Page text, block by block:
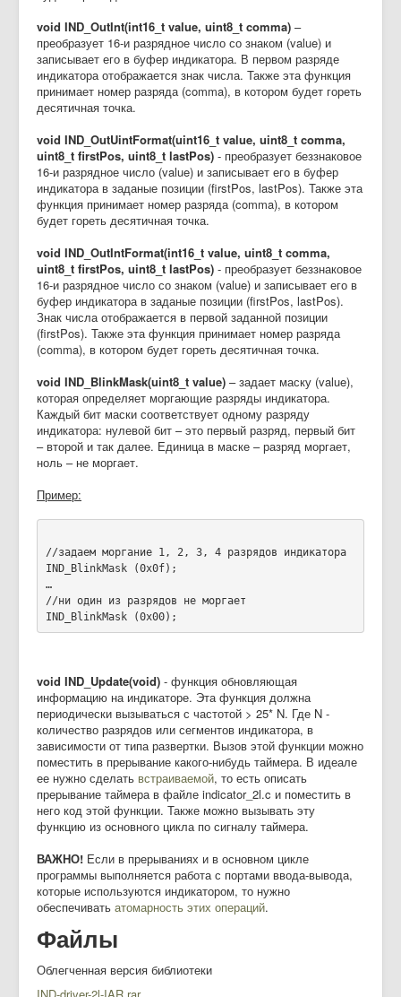
void IND_OutInt(int16_t value, uint8_t comma) –
преобразует 16-и разрядное число со знаком (value) и
записывает его в буфер индикатора. В первом разряде
индикатора отображается знак числа. Также эта функция
принимает номер разряда (comma), в котором будет гореть
десятичная точка.
void IND_OutUintFormat(uint16_t value, uint8_t comma,
uint8_t firstPos, uint8_t lastPos) - преобразует беззнаковое
16-и разрядное число (value) и записывает его в буфер
индикатора в заданые позиции (firstPos, lastPos). Также эта
функция принимает номер разряда (comma), в котором
будет гореть десятичная точка.
void IND_OutIntFormat(int16_t value, uint8_t comma,
uint8_t firstPos, uint8_t lastPos) - преобразует беззнаковое
16-и разрядное число со знаком (value) и записывает его в
буфер индикатора в заданые позиции (firstPos, lastPos).
Знак числа отображается в первой заданной позиции
(firstPos). Также эта функция принимает номер разряда
(comma), в котором будет гореть десятичная точка.
void IND_BlinkMask(uint8_t value) – задает маску (value),
которая определяет моргающие разряды индикатора.
Каждый бит маски соответствует одному разряду
индикатора: нулевой бит – это первый разряд, первый бит
– второй и так далее. Единица в маске – разряд моргает,
ноль – не моргает.
Пример:
//задаем моргание 1, 2, 3, 4 разрядов индикатора
IND_BlinkMask (0x0f);
…
//ни один из разрядов не моргает
IND_BlinkMask (0x00);
void IND_Update(void) - функция обновляющая
информацию на индикаторе. Эта функция должна
периодически вызываться с частотой > 25* N. Где N -
количество разрядов или сегментов индикатора, в
зависимости от типа развертки. Вызов этой функции можно
поместить в прерывание какого-нибудь таймера. В идеале
ее нужно сделать встраиваемой, то есть описать
прерывание таймера в файле indicator_2l.c и поместить в
него код этой функции. Также можно вызывать эту
функцию из основного цикла по сигналу таймера.
ВАЖНО! Если в прерываниях и в основном цикле
программы выполняется работа с портами ввода-вывода,
которые используются индикатором, то нужно
обеспечивать атомарность этих операций.
Файлы
Облегченная версия библиотеки